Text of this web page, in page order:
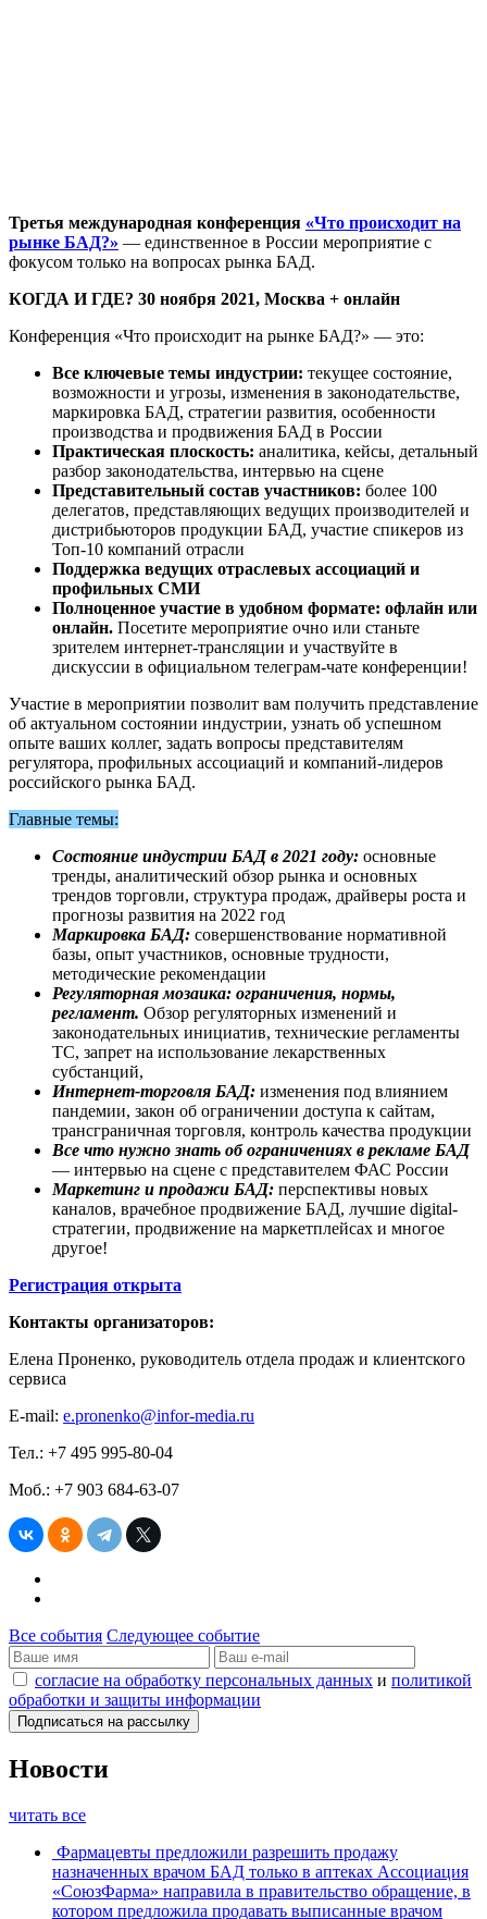
Третья международная конференция «Что происходит на
рынке БАД?» — единственное в России мероприятие с
фокусом только на вопросах рынка БАД.
КОГДА И ГДЕ? 30 ноября 2021, Москва + онлайн
Конференция «Что происходит на рынке БАД?» — это:
Все ключевые темы индустрии: текущее состояние,
возможности и угрозы, изменения в законодательстве,
маркировка БАД, стратегии развития, особенности
производства и продвижения БАД в России
Практическая плоскость: аналитика, кейсы, детальный
разбор законодательства, интервью на сцене
Представительный состав участников: более 100
делегатов, представляющих ведущих производителей и
дистрибьюторов продукции БАД, участие спикеров из
Топ-10 компаний отрасли
Поддержка ведущих отраслевых ассоциаций и
профильных СМИ
Полноценное участие в удобном формате: офлайн или
онлайн. Посетите мероприятие очно или станьте
зрителем интернет-трансляции и участвуйте в
дискуссии в официальном телеграм-чате конференции!
Участие в мероприятии позволит вам получить представление
об актуальном состоянии индустрии, узнать об успешном
опыте ваших коллег, задать вопросы представителям
регулятора, профильных ассоциаций и компаний-лидеров
российского рынка БАД.
Главные темы:
Состояние индустрии БАД в 2021 году: основные
тренды, аналитический обзор рынка и основных
трендов торговли, структура продаж, драйверы роста и
прогнозы развития на 2022 год
Маркировка БАД: совершенствование нормативной
базы, опыт участников, основные трудности,
методические рекомендации
Регуляторная мозаика: ограничения, нормы,
регламент. Обзор регуляторных изменений и
законодательных инициатив, технические регламенты
ТС, запрет на использование лекарственных
субстанций,
Интернет-торговля БАД: изменения под влиянием
пандемии, закон об ограничении доступа к сайтам,
трансграничная торговля, контроль качества продукции
Все что нужно знать об ограничениях в рекламе БАД
— интервью на сцене с представителем ФАС России
Маркетинг и продажи БАД: перспективы новых
каналов, врачебное продвижение БАД, лучшие digital-
стратегии, продвижение на маркетплейсах и многое
другое!
Регистрация открыта
Контакты организаторов:
Елена Проненко, руководитель отдела продаж и клиентского
сервиса
E-mail: e.pronenko@infor-media.ru
Тел.: +7 495 995-80-04
Моб.: +7 903 684-63-07
Все события Следующее событие
согласие на обработку персональных данных и политикой
обработки и защиты информации
Новости
читать все
Фармацевты предложили разрешить продажу
назначенных врачом БАД только в аптеках Ассоциация
«СоюзФарма» направила в правительство обращение, в
котором предложила продавать выписанные врачом